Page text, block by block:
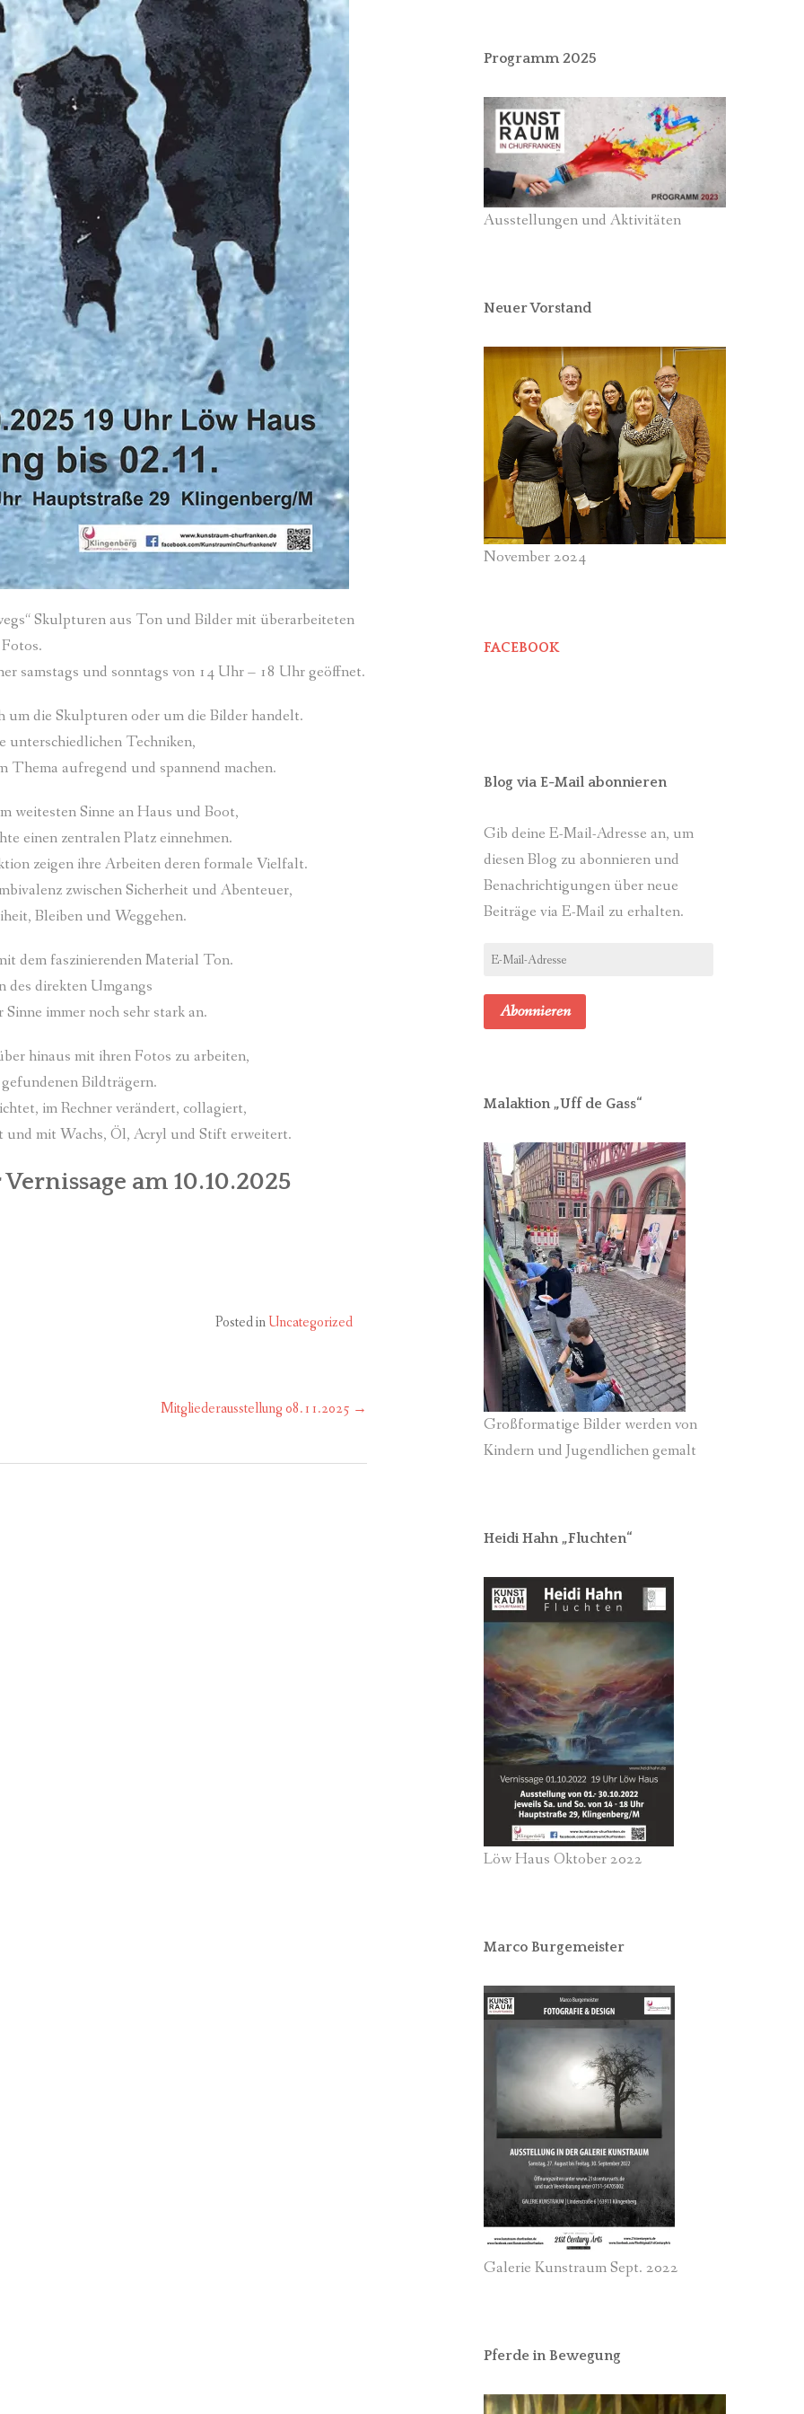
Skulpturen aus Ton und Bilder mit überarbeiteten
Fotos.
samstags und sonntags von 14 Uhr – 18 Uhr geöffnet.
die Skulpturen oder um die Bilder handelt.
unterschiedlichen Techniken,
Thema aufregend und spannend machen.
weitesten Sinne an Haus und Boot,
einen zentralen Platz einnehmen.
zeigen ihre Arbeiten deren formale Vielfalt.
zwischen Sicherheit und Abenteuer,
Bleiben und Weggehen.
dem faszinierenden Material Ton.
des direkten Umgangs
immer noch sehr stark an.
hinaus mit ihren Fotos zu arbeiten,
Bildträgern.
im Rechner verändert, collagiert,
und mit Wachs, Öl, Acryl und Stift erweitert.
am 10.10.2025
Posted inUncategorized
Mitgliederausstellung 08.11.2025 →
Programm 2025
Ausstellungen und Aktivitäten
Neuer Vorstand
November 2024
FACEBOOK
Blog via E-Mail abonnieren
Gib deine E-Mail-Adresse an, um
diesen Blog zu abonnieren und
Benachrichtigungen über neue
Beiträge via E-Mail zu erhalten.
E-
Abonnieren
Malaktion „Uff de Gass“
Großformatige Bilder werden von
Kindern und Jugendlichen gemalt
Heidi Hahn „Fluchten“
Löw Haus Oktober 2022
Marco Burgemeister
Galerie Kunstraum Sept. 2022
Pferde in Bewegung